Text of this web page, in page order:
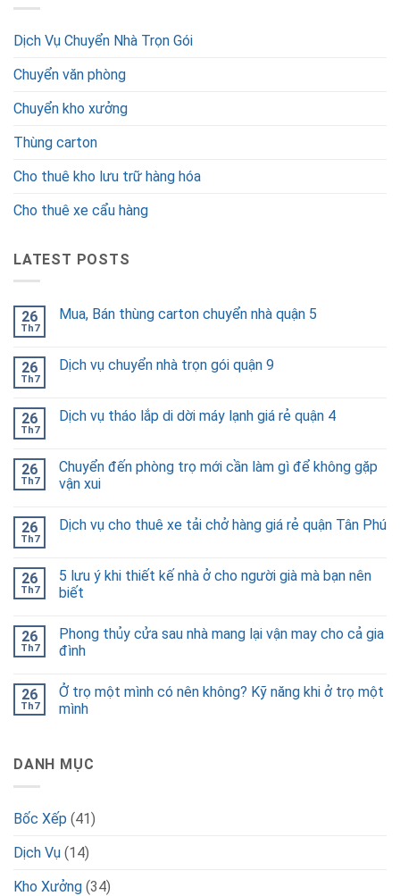
Dịch Vụ Chuyển Nhà Trọn Gói
Chuyển văn phòng
Chuyển kho xưởng
Thùng carton
Cho thuê kho lưu trữ hàng hóa
Cho thuê xe cẩu hàng
LATEST POSTS
26
Th7
Mua, Bán thùng carton chuyển nhà quận 5
26
Th7
Dịch vụ chuyển nhà trọn gói quận 9
26
Th7
Dịch vụ tháo lắp di dời máy lạnh giá rẻ quận 4
26
Th7
Chuyển đến phòng trọ mới cần làm gì để không gặp
vận xui
26
Th7
Dịch vụ cho thuê xe tải chở hàng giá rẻ quận Tân Phú
26
Th7
5 lưu ý khi thiết kế nhà ở cho người già mà bạn nên
biết
26
Th7
Phong thủy cửa sau nhà mang lại vận may cho cả gia
đình
26
Th7
Ở trọ một mình có nên không? Kỹ năng khi ở trọ một
mình
DANH MỤC
Bốc Xếp (41)
Dịch Vụ (14)
Kho Xưởng (34)